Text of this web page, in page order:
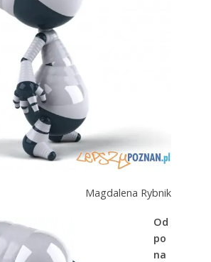
Magdalena Rybnik
Od
po
na